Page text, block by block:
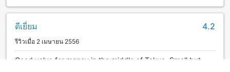
ดีเยี่ยม 4.2
รีวิวเมื่อ 2 เมษายน 2556
Good value for money in the middle of Tokyo. Small but